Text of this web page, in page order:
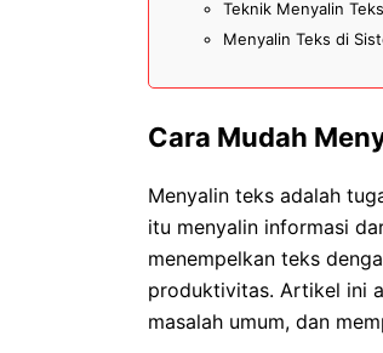
Teknik Menyalin
Menyalin Teks di
Cara Mudah
Menyalin teks adalah
itu menyalin informasi
menempelkan teks
produktivitas. Artikel ini
masalah umum, dan